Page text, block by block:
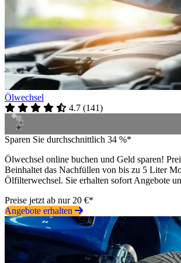
Ölwechsel
4.7 (141)
Sparen Sie durchschnittlich 34 %*
Ölwechsel online buchen und Geld sparen!
Beinhaltet das Nachfüllen von bis zu 5 Liter
Ölfilterwechsel. Sie erhalten sofort Angebote
Preise jetzt ab nur 20 €*
Angebote erhalten